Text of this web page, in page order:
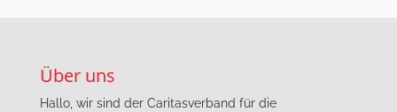
Über uns
Hallo, wir sind der Caritasverband für die